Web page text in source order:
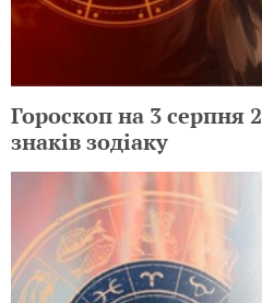
Гороскоп на 3 серпня
знаків зодіаку